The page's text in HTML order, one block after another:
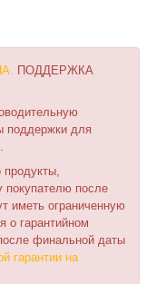
ПОДДЕРЖКА
поддержки для
покупателю после
иметь ограниченную
о гарантийном
финальной даты
гарантии на